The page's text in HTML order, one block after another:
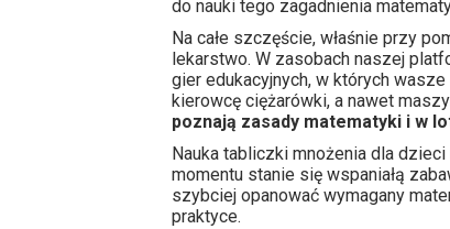
do nauki tego zagadnienia
Na całe szczęście, właśnie przy
lekarstwo. W zasobach naszej
gier edukacyjnych, w których
kierowcę ciężarówki, a nawet
poznają zasady matematyki i w
Nauka tabliczki mnożenia dla
momentu stanie się wspaniałą
szybciej opanować wymagany
praktyce.